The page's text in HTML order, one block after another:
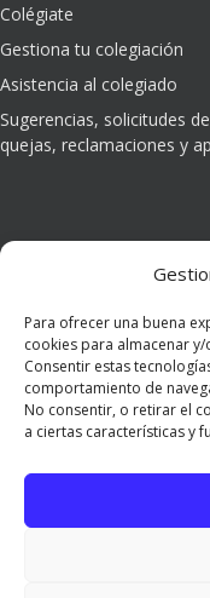
Para ofrecer una buena
cookies para almacenar
Consentir estas
comportamiento de
No consentir, o retirar el
a ciertas características y
Colégiate
Gestiona tu colegiación
Asistencia al colegiado
Sugerencias, solicitudes
quejas, reclamaciones y